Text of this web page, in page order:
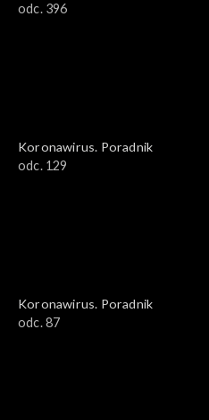
odc. 396
Koronawirus. Poradnik
odc. 129
Koronawirus. Poradnik
odc. 87